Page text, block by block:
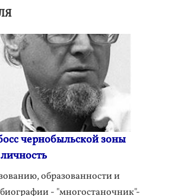
чернобыльской зоны
образованности и
- "многостаночник"-